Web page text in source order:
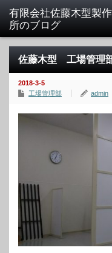
佐藤木型 工場管理
2018-3-5
工場管理部
admin